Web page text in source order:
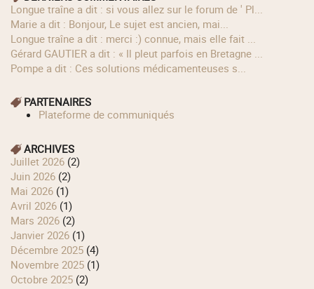
longue traîne a dit : si vous allez sur le forum de ' Pl...
Marie a dit : Bonjour, Le sujet est ancien, mai...
longue traîne a dit : merci :) connue, mais elle fait ...
Gérard GAUTIER a dit : « Il pleut parfois en Bretagne ...
Pompe a dit : Ces solutions médicamenteuses s...
PARTENAIRES
Plateforme de communiqués
ARCHIVES
juillet 2026 (2)
juin 2026 (2)
mai 2026 (1)
avril 2026 (1)
mars 2026 (2)
janvier 2026 (1)
décembre 2025 (4)
novembre 2025 (1)
octobre 2025 (2)